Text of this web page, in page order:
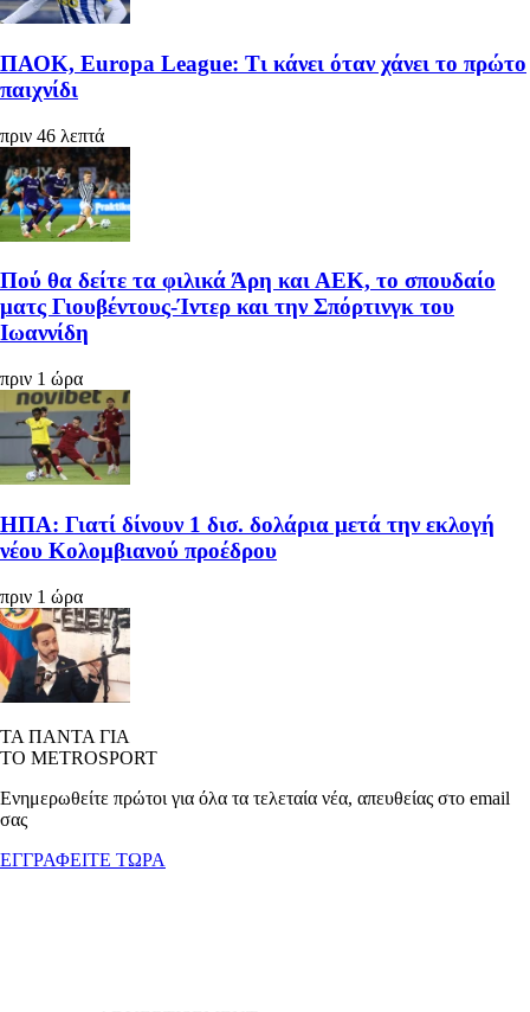
ΠΑΟΚ, Europa League: Τι κάνει όταν χάνει το πρώτο
παιχνίδι
πριν 46 λεπτά
Πού θα δείτε τα φιλικά Άρη και ΑΕΚ, το σπουδαίο
ματς Γιουβέντους-Ίντερ και την Σπόρτινγκ του
Ιωαννίδη
πριν 1 ώρα
ΗΠΑ: Γιατί δίνουν 1 δισ. δολάρια μετά την εκλογή
νέου Κολομβιανού προέδρου
πριν 1 ώρα
ΤΑ ΠΑΝΤΑ ΓΙΑ
ΤΟ METROSPORT
Ενημερωθείτε πρώτοι για όλα τα τελεταία νέα, απευθείας στο email
σας
ΕΓΓΡΑΦΕΙΤΕ ΤΩΡΑ